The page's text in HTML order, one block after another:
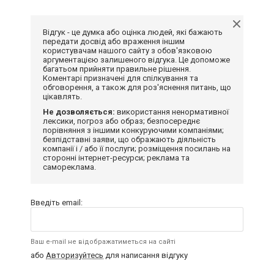
Відгук - це думка або оцінка людей, які бажають
передати досвід або враження іншим
користувачам нашого сайту з обов'язковою
аргументацією залишеного відгука. Це допоможе
багатьом прийняти правильне рішення.
Коментарі призначені для спілкування та
обговорення, а також для роз'яснення питань, що
цікавлять.
Не дозволяється: використання ненормативної
лексики, погроз або образ; безпосереднє
порівняння з іншими конкуруючими компаніями;
безпідставні заяви, що ображають діяльність
компанії і / або її послуги; розміщення посилань на
сторонні інтернет-ресурси; реклама та
самореклама.
Введіть email:
Ваш e-mail не відображатиметься на сайті
або Авторизуйтесь для написання відгуку